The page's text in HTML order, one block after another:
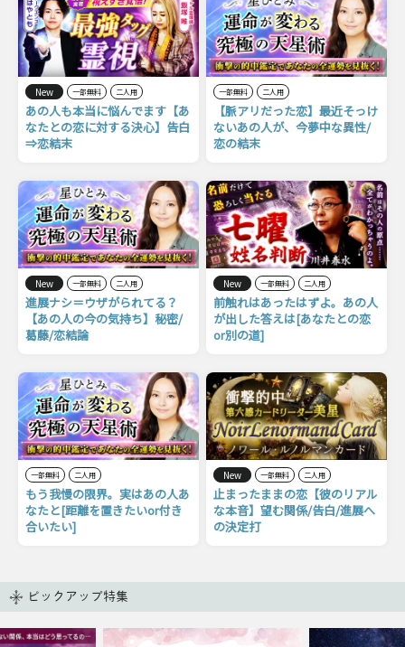
New 一部無料 二人用
あの人も本当に悩んでます【あ
なたとの恋に対する決心】告白
⇒恋結末
一部無料 二人用
【脈アリだった恋】最近そっけ
ないあの人が、今夢中な異性/
恋の結末
New 一部無料 二人用
進展ナシ＝ウザがられてる？
【あの人の今の気持ち】秘密/
葛藤/恋結論
New 一部無料 二人用
前触れはあったはずよ。あの人
が出した答えは[あなたとの恋
or別の道]
一部無料 二人用
もう我慢の限界。実はあの人あ
なたと[距離を置きたいor付き
合いたい]
New 一部無料 二人用
止まったままの恋【彼のリアル
な本音】望む関係/告白/進展へ
の決定打
ピックアップ特集